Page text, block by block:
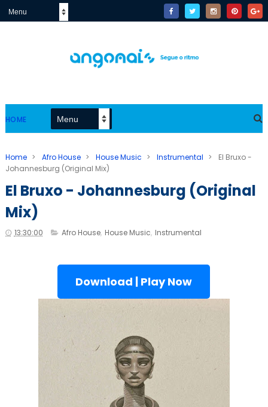
HOME
Home > Afro House > House Music > Instrumental >
El Bruxo -
Johannesburg (Original Mix)
El Bruxo - Johannesburg (Original
Mix)
13:30:00 Afro House, House Music, Instrumental
Download | Play Now